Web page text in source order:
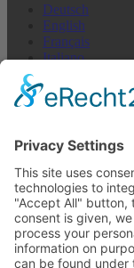
Deutsch
English
Français
Italiano
Nederlands
US + Canada
Nieuwsbrief Abonneren
E-mail (repetition)*
I agree to not
E-mailadres
Op elk moment